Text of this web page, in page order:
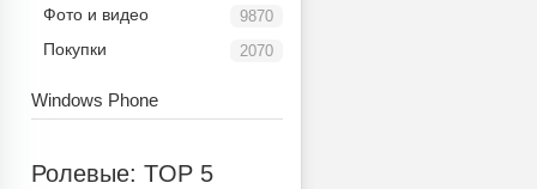
9870
Фото и видео
2070
Покупки
Windows Phone
Ролевые: TOP 5